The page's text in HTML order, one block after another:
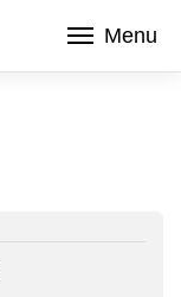
Menu